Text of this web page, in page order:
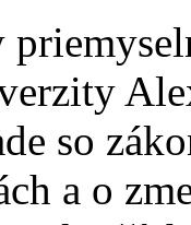
so
a o